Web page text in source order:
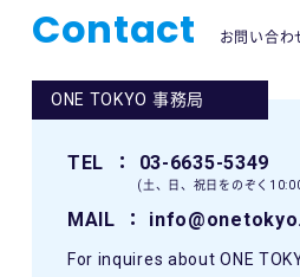
Contact お問い合わ
ONE TOKYO 事務局
TEL ： 03-6635-5349
(土、日、祝日をのぞく
MAIL ：
For inquires about ONE